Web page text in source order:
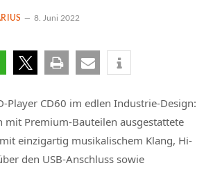
8. Juni 2022
Player CD60 im edlen Industrie-Design:
mit Premium-Bauteilen ausgestattete
einzigartig musikalischem Klang, Hi-
den USB-Anschluss sowie